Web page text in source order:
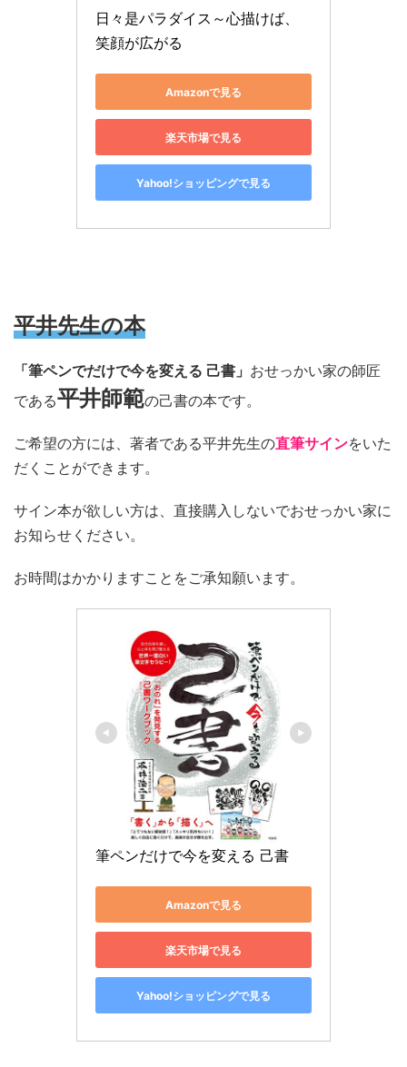
日々是パラダイス～心描けば、
笑顔が広がる
Amazonで見る
楽天市場で見る
Yahoo!ショッピングで見る
平井先生の本
「筆ペンでだけで今を変える 己書」 おせっかい家の師匠
である平井師範の己書の本です。
ご希望の方には、著者である平井先生の直筆サインをいた
だくことができます。
サイン本が欲しい方は、直接購入しないでおせっかい家に
お知らせください。
お時間はかかりますことをご承知願います。
筆ペンだけで今を変える 己書
Amazonで見る
楽天市場で見る
Yahoo!ショッピングで見る